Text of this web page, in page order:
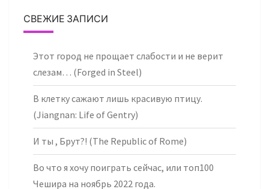
СВЕЖИЕ ЗАПИСИ
Этот город не прощает слабости и не верит
слезам… (Forged in Steel)
В клетку сажают лишь красивую птицу.
(Jiangnan: Life of Gentry)
И ты , Брут?! (The Republic of Rome)
Во что я хочу поиграть сейчас, или топ100
Чешира на ноябрь 2022 года.